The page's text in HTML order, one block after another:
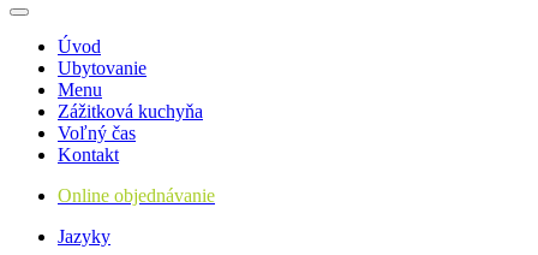
Úvod
Ubytovanie
Menu
Zážitková kuchyňa
Voľný čas
Kontakt
Online objednávanie
Jazyky